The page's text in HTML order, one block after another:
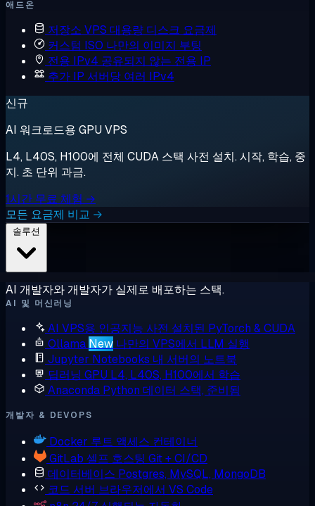
애드온
저장소 VPS 대용량 디스크 요금제
커스텀 ISO 나만의 이미지 부팅
전용 IPv4 공유되지 않는 전용 IP
추가 IP 서버당 여러 IPv4
신규
AI 워크로드용 GPU VPS
L4, L40S, H100에 전체 CUDA 스택 사전 설치. 시작, 학습, 중
지. 초 단위 과금.
1시간 무료 체험 →
모든 요금제 비교 →
AI 개발자와 개발자가 실제로 배포하는 스택.
AI 및 머신러닝
AI VPS용 인공지능 사전 설치된 PyTorch & CUDA
Ollama New 나만의 VPS에서 LLM 실행
Jupyter Notebooks 내 서버의 노트북
딥러닝 GPU L4, L40S, H100에서 학습
Anaconda Python 데이터 스택, 준비됨
개발자 & DEVOPS
Docker 루트 액세스 컨테이너
GitLab 셀프 호스팅 Git + CI/CD
데이터베이스 Postgres, MySQL, MongoDB
코드 서버 브라우저에서 VS Code